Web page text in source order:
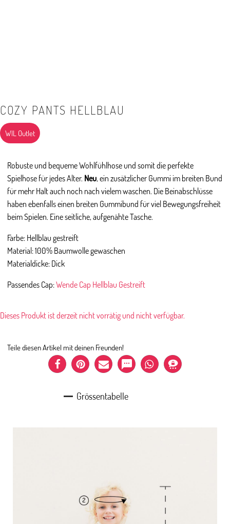
COZY PANTS HELLBLAU
WIL Outlet
Robuste und bequeme Wohlfühlhose und somit die perfekte
Spielhose für jedes Alter. Neu, ein zusätzlicher Gummi im breiten Bund
für mehr Halt auch noch nach vielem waschen. Die Beinabschlüsse
haben ebenfalls einen breiten Gummibund für viel Bewegungsfreiheit
beim Spielen. Eine seitliche, aufgenähte Tasche.
Farbe: Hellblau gestreift
Material: 100% Baumwolle gewaschen
Materialdicke: Dick
Passendes Cap:Wende Cap Hellblau Gestreift
Dieses Produkt ist derzeit nicht vorrätig und nicht verfügbar.
Teile diesen Artikel mit deinen Freunden!
Grössentabelle